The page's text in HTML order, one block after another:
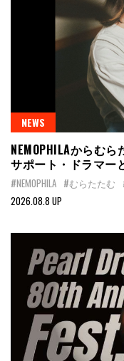
NEWS
NEMOPHILAからむ
サポート・ドラマー
#NEMOPHILA #むらたたむ
2026.08.8 UP